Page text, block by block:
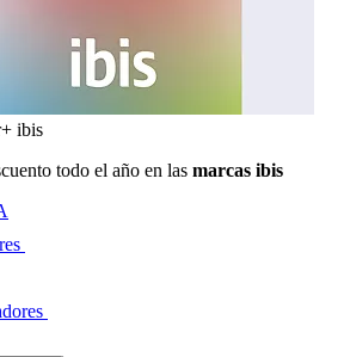
ibis
todo el año en las marcas ibis